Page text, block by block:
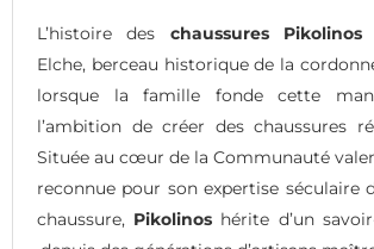
L’histoire des chaussures Pikolinos
Elche, berceau historique de la
lorsque la famille fonde cette
l’ambition de créer des chaussures
Située au cœur de la Communauté
reconnue pour son expertise séculaire
chaussure, Pikolinos hérite d’un